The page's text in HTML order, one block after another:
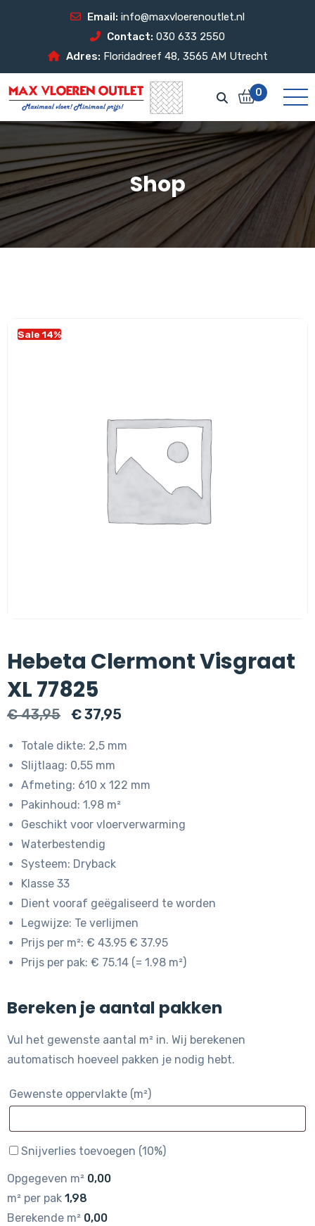
Email: info@maxvloerenoutlet.nl
Contact: 030 633 2550
Adres: Floridadreef 48, 3565 AM Utrecht
0
Shop
Sale 14%
Hebeta Clermont Visgraat
XL 77825
€43,95
Oorspronkelijke
€ 43,95.
€37,95
€ 37,95.
Totale dikte: 2,5 mm
Slijtlaag: 0,55 mm
Afmeting: 610 x 122 mm
Pakinhoud: 1.98 m²
Geschikt voor vloerverwarming
Waterbestendig
Systeem: Dryback
Klasse 33
Dient vooraf geëgaliseerd te worden
Legwijze: Te verlijmen
Prijs per m²: € 43.95 € 37.95
Prijs per pak: € 75.14 (= 1.98 m²)
Bereken je aantal pakken
Vul het gewenste aantal m² in. Wij berekenen
automatisch hoeveel pakken je nodig hebt.
Gewenste oppervlakte (m²)
Snijverlies toevoegen (10%)
Opgegeven m² 0,00
m² per pak 1,98
Berekende m² 0,00